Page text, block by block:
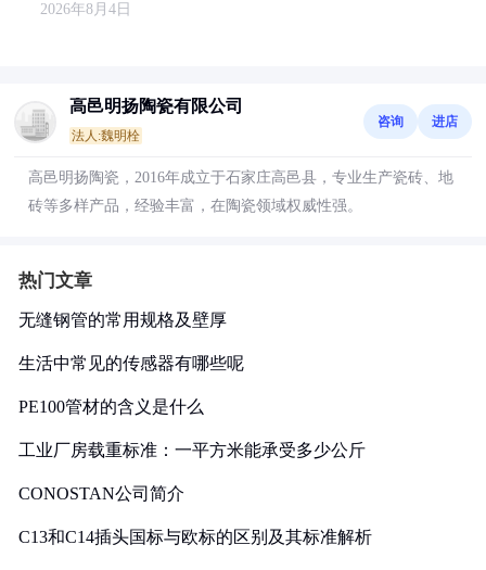
2026年8月4日
高邑明扬陶瓷有限公司
法人:魏明栓
咨询 进店
高邑明扬陶瓷，2016年成立于石家庄高邑县，专业生产瓷砖、地
砖等多样产品，经验丰富，在陶瓷领域权威性强。
热门文章
无缝钢管的常用规格及壁厚
生活中常见的传感器有哪些呢
PE100管材的含义是什么
工业厂房载重标准：一平方米能承受多少公斤
CONOSTAN公司简介
C13和C14插头国标与欧标的区别及其标准解析